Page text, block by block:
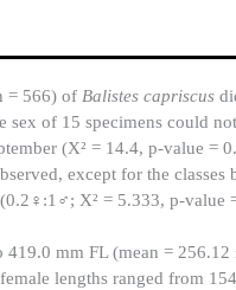
= 566) of Balistes capriscus
sex of 15 specimens could
(X² = 14.4, p-value =
except for the
X² = 5.333, p-value
mm FL (mean =
lengths ranged from